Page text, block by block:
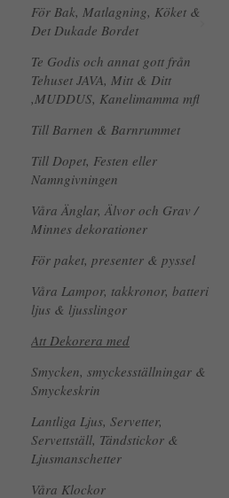
För Bak, Matlagning, Köket &
Det Dukade Bordet
Te Godis och annat gott från
Tehuset JAVA, Mitt & Ditt
,MUDDUS, Kanelimamma mfl
Till Barnen & Barnrummet
Till Dopet, Festen eller
Namngivningen
Våra Änglar, Älvor och Grav /
Minnes dekorationer
För paket, presenter & pyssel
Våra Lampor, takkronor, batteri
ljus & ljusslingor
Att Dekorera med
Smycken, smyckesställningar &
Smyckeskrin
Lantliga Ljus, Servetter,
Servettställ, Tändstickor &
Ljusmanschetter
Våra Klockor